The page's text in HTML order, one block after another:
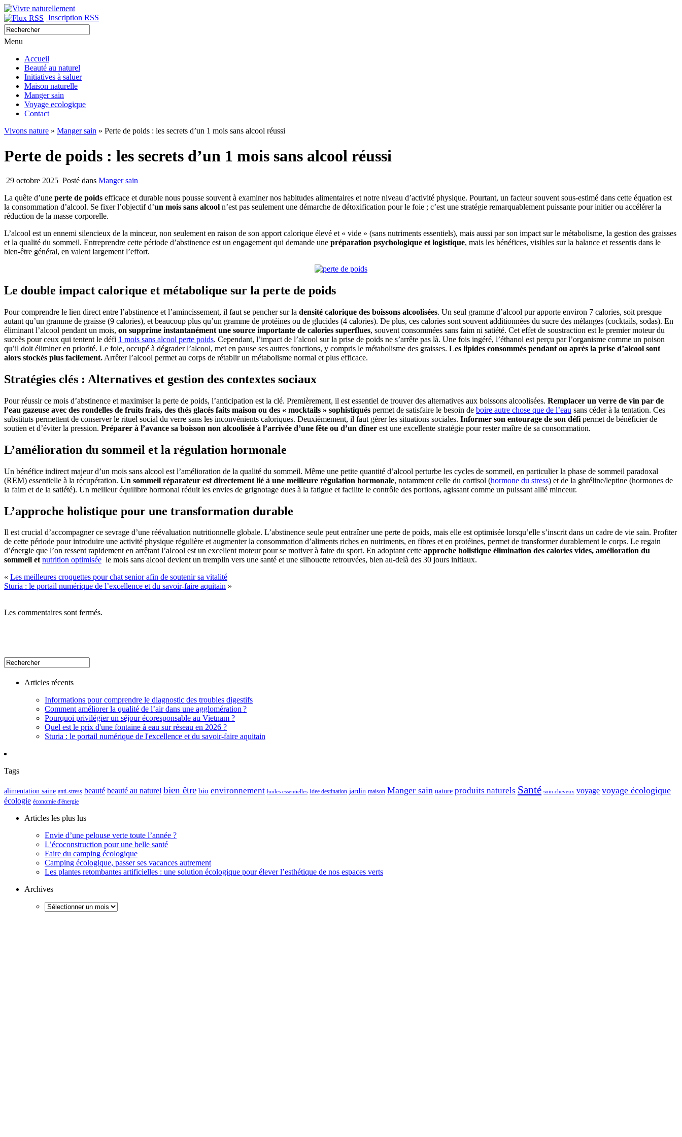
Inscription RSS
Menu
Accueil
Beauté au naturel
Initiatives à saluer
Maison naturelle
Manger sain
Voyage ecologique
Contact
Vivons nature » Manger sain » Perte de poids : les secrets d’un 1 mois sans alcool réussi
Perte de poids : les secrets d’un 1 mois sans alcool réussi
29 octobre 2025 Posté dans Manger sain
La quête d’une perte de poids efficace et durable nous pousse souvent à examiner nos habitudes alimentaires et notre niveau d’activité physique. Pourtant, un facteur souvent sous-estimé dans cette équation est
la consommation d’alcool. Se fixer l’objectif d’un mois sans alcool n’est pas seulement une démarche de détoxification pour le foie ; c’est une stratégie remarquablement puissante pour initier ou accélérer la
réduction de la masse corporelle.
L’alcool est un ennemi silencieux de la minceur, non seulement en raison de son apport calorique élevé et « vide » (sans nutriments essentiels), mais aussi par son impact sur le métabolisme, la gestion des graisses
et la qualité du sommeil. Entreprendre cette période d’abstinence est un engagement qui demande une préparation psychologique et logistique, mais les bénéfices, visibles sur la balance et ressentis dans le
bien-être général, en valent largement l’effort.
Le double impact calorique et métabolique sur la perte de poids
Pour comprendre le lien direct entre l’abstinence et l’amincissement, il faut se pencher sur la densité calorique des boissons alcoolisées. Un seul gramme d’alcool pur apporte environ 7 calories, soit presque
autant qu’un gramme de graisse (9 calories), et beaucoup plus qu’un gramme de protéines ou de glucides (4 calories). De plus, ces calories sont souvent additionnées du sucre des mélanges (cocktails, sodas). En
éliminant l’alcool pendant un mois, on supprime instantanément une source importante de calories superflues, souvent consommées sans faim ni satiété. Cet effet de soustraction est le premier moteur du
succès pour ceux qui tentent le défi 1 mois sans alcool perte poids. Cependant, l’impact de l’alcool sur la prise de poids ne s’arrête pas là. Une fois ingéré, l’éthanol est perçu par l’organisme comme un poison
qu’il doit éliminer en priorité. Le foie, occupé à dégrader l’alcool, met en pause ses autres fonctions, y compris le métabolisme des graisses. Les lipides consommés pendant ou après la prise d’alcool sont
alors stockés plus facilement. Arrêter l’alcool permet au corps de rétablir un métabolisme normal et plus efficace.
Stratégies clés : Alternatives et gestion des contextes sociaux
Pour réussir ce mois d’abstinence et maximiser la perte de poids, l’anticipation est la clé. Premièrement, il est essentiel de trouver des alternatives aux boissons alcoolisées. Remplacer un verre de vin par de
l’eau gazeuse avec des rondelles de fruits frais, des thés glacés faits maison ou des « mocktails » sophistiqués permet de satisfaire le besoin de boire autre chose que de l’eau sans céder à la tentation. Ces
substituts permettent de conserver le rituel social du verre sans les inconvénients caloriques. Deuxièmement, il faut gérer les situations sociales. Informer son entourage de son défi permet de bénéficier de
soutien et d’éviter la pression. Préparer à l’avance sa boisson non alcoolisée à l’arrivée d’une fête ou d’un dîner est une excellente stratégie pour rester maître de sa consommation.
L’amélioration du sommeil et la régulation hormonale
Un bénéfice indirect majeur d’un mois sans alcool est l’amélioration de la qualité du sommeil. Même une petite quantité d’alcool perturbe les cycles de sommeil, en particulier la phase de sommeil paradoxal
(REM) essentielle à la récupération. Un sommeil réparateur est directement lié à une meilleure régulation hormonale, notamment celle du cortisol (hormone du stress) et de la ghréline/leptine (hormones de
la faim et de la satiété). Un meilleur équilibre hormonal réduit les envies de grignotage dues à la fatigue et facilite le contrôle des portions, agissant comme un puissant allié minceur.
L’approche holistique pour une transformation durable
Il est crucial d’accompagner ce sevrage d’une réévaluation nutritionnelle globale. L’abstinence seule peut entraîner une perte de poids, mais elle est optimisée lorsqu’elle s’inscrit dans un cadre de vie sain. Profiter
de cette période pour introduire une activité physique régulière et augmenter la consommation d’aliments riches en nutriments, en fibres et en protéines, permet de transformer durablement le corps. Le regain
d’énergie que l’on ressent rapidement en arrêtant l’alcool est un excellent moteur pour se motiver à faire du sport. En adoptant cette approche holistique élimination des calories vides, amélioration du
sommeil etnutrition optimisée le mois sans alcool devient un tremplin vers une santé et une silhouette retrouvées, bien au-delà des 30 jours initiaux.
« Les meilleures croquettes pour chat senior afin de soutenir sa vitalité
Sturia : le portail numérique de l’excellence et du savoir-faire aquitain »
Les commentaires sont fermés.
Articles récents
Informations pour comprendre le diagnostic des troubles digestifs
Comment améliorer la qualité de l’air dans une agglomération ?
Pourquoi privilégier un séjour écoresponsable au Vietnam ?
Quel est le prix d'une fontaine à eau sur réseau en 2026 ?
Sturia : le portail numérique de l'excellence et du savoir-faire aquitain
Tags
alimentation saine anti-stress beauté beauté au naturel bien être bio environnement huiles essentielles Idee destination jardin maison Manger sain nature produits naturels Santé soin cheveux voyage voyage écologique
écologie économie d'énergie
Articles les plus lus
Envie d’une pelouse verte toute l’année ?
L’écoconstruction pour une belle santé
Faire du camping écologique
Camping écologique, passer ses vacances autrement
Les plantes retombantes artificielles : une solution écologique pour élever l’esthétique de nos espaces verts
Archives